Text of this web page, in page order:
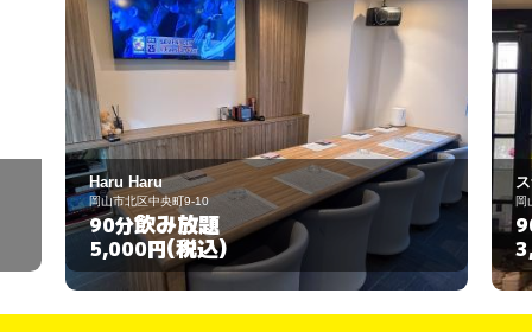
Haru Haru
岡山市北区中央町9-10
90分飲み放題
5,000円(税込)
スナ
岡山市
90分